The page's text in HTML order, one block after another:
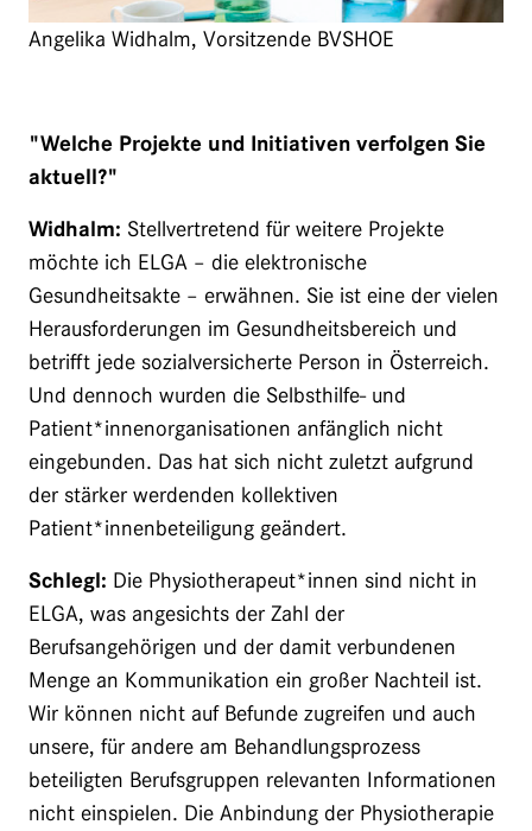
Angelika Widhalm, Vorsitzende BVSHOE
"Welche Projekte und Initiativen verfolgen Sie
aktuell?"
Widhalm: Stellvertretend für weitere Projekte
möchte ich ELGA – die elektronische
Gesundheitsakte – erwähnen. Sie ist eine der vielen
Herausforderungen im Gesundheitsbereich und
betrifft jede sozialversicherte Person in Österreich.
Und dennoch wurden die Selbsthilfe- und
Patient*innenorganisationen anfänglich nicht
eingebunden. Das hat sich nicht zuletzt aufgrund
der stärker werdenden kollektiven
Patient*innenbeteiligung geändert.
Schlegl: Die Physiotherapeut*innen sind nicht in
ELGA, was angesichts der Zahl der
Berufsangehörigen und der damit verbundenen
Menge an Kommunikation ein großer Nachteil ist.
Wir können nicht auf Befunde zugreifen und auch
unsere, für andere am Behandlungsprozess
beteiligten Berufsgruppen relevanten Informationen
nicht einspielen. Die Anbindung der Physiotherapie